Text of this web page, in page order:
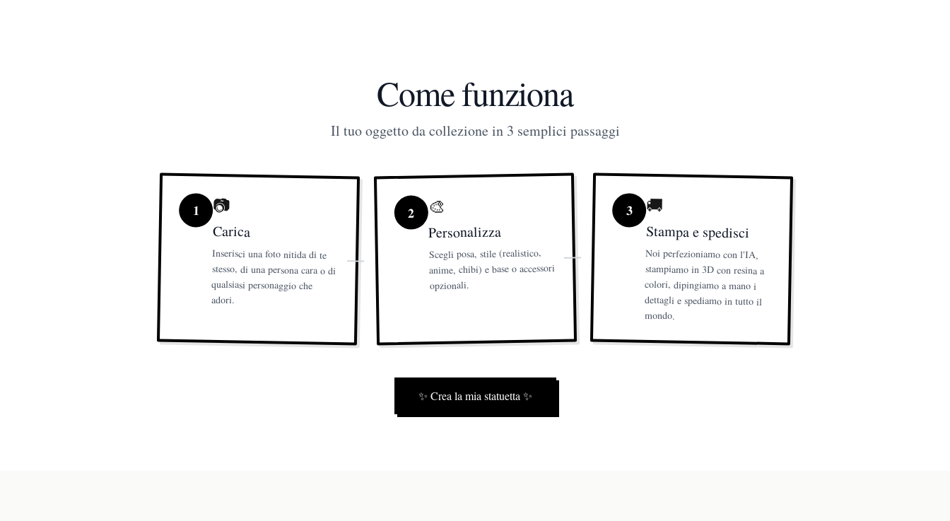
Come funziona
Il tuo oggetto da collezione in 3 semplici passaggi
1 📷
Carica
Inserisci una foto nitida di te
stesso, di una persona cara o di
qualsiasi personaggio che
adori.
2 🎨
Personalizza
Scegli posa, stile (realistico,
anime, chibi) e base o accessori
opzionali.
3 🚚
Stampa e spedisci
Noi perfezioniamo con l'IA,
stampiamo in 3D con resina a
colori, dipingiamo a mano i
dettagli e spediamo in tutto il
mondo.
✨ Crea la mia statuetta ✨